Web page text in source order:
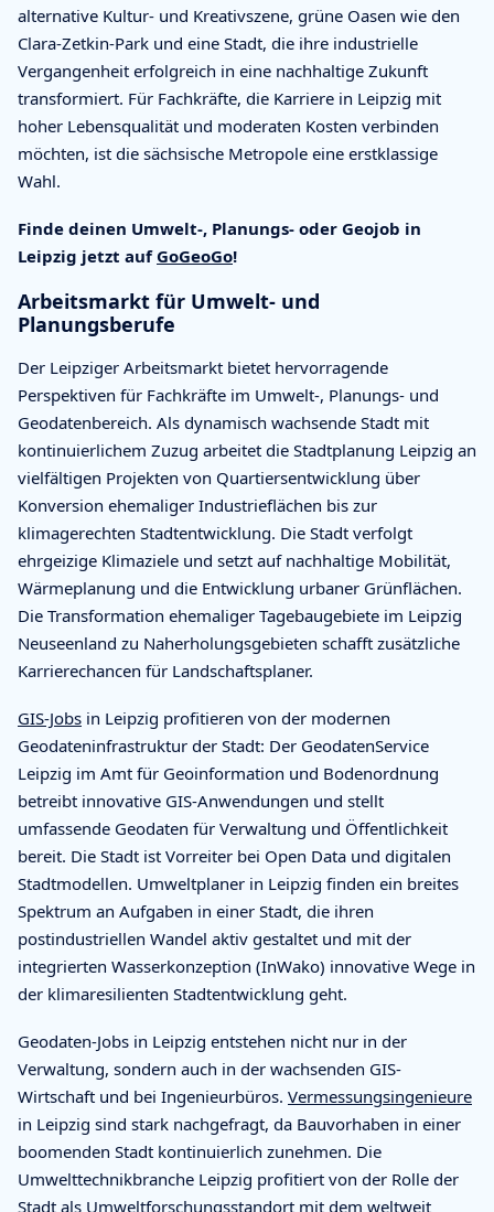
alternative Kultur- und Kreativszene, grüne Oasen wie den
Clara-Zetkin-Park und eine Stadt, die ihre industrielle
Vergangenheit erfolgreich in eine nachhaltige Zukunft
transformiert. Für Fachkräfte, die Karriere in Leipzig mit
hoher Lebensqualität und moderaten Kosten verbinden
möchten, ist die sächsische Metropole eine erstklassige
Wahl.
Finde deinen Umwelt-, Planungs- oder Geojob in
Leipzig jetzt auf GoGeoGo!
Arbeitsmarkt für Umwelt- und
Planungsberufe
Der Leipziger Arbeitsmarkt bietet hervorragende
Perspektiven für Fachkräfte im Umwelt-, Planungs- und
Geodatenbereich. Als dynamisch wachsende Stadt mit
kontinuierlichem Zuzug arbeitet die Stadtplanung Leipzig an
vielfältigen Projekten von Quartiersentwicklung über
Konversion ehemaliger Industrieflächen bis zur
klimagerechten Stadtentwicklung. Die Stadt verfolgt
ehrgeizige Klimaziele und setzt auf nachhaltige Mobilität,
Wärmeplanung und die Entwicklung urbaner Grünflächen.
Die Transformation ehemaliger Tagebaugebiete im Leipzig
Neuseenland zu Naherholungsgebieten schafft zusätzliche
Karrierechancen für Landschaftsplaner.
GIS-Jobs in Leipzig profitieren von der modernen
Geodateninfrastruktur der Stadt: Der GeodatenService
Leipzig im Amt für Geoinformation und Bodenordnung
betreibt innovative GIS-Anwendungen und stellt
umfassende Geodaten für Verwaltung und Öffentlichkeit
bereit. Die Stadt ist Vorreiter bei Open Data und digitalen
Stadtmodellen. Umweltplaner in Leipzig finden ein breites
Spektrum an Aufgaben in einer Stadt, die ihren
postindustriellen Wandel aktiv gestaltet und mit der
integrierten Wasserkonzeption (InWako) innovative Wege in
der klimaresilienten Stadtentwicklung geht.
Geodaten-Jobs in Leipzig entstehen nicht nur in der
Verwaltung, sondern auch in der wachsenden GIS-
Wirtschaft und bei Ingenieurbüros. Vermessungsingenieure
in Leipzig sind stark nachgefragt, da Bauvorhaben in einer
boomenden Stadt kontinuierlich zunehmen. Die
Umwelttechnikbranche Leipzig profitiert von der Rolle der
Stadt als Umweltforschungsstandort mit dem weltweit